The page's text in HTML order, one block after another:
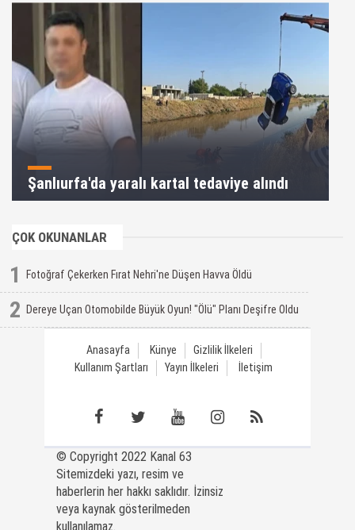
Şanlıurfa'da yaralı kartal tedaviye alındı
ÇOK OKUNANLAR
1 Fotoğraf Çekerken Fırat Nehri'ne Düşen Havva Öldü
2 Dereye Uçan Otomobilde Büyük Oyun! "Ölü" Planı Deşifre Oldu
Anasayfa Künye
Gizlilik İlkeleri
Kullanım Şartları
Yayın İlkeleri İletişim
© Copyright 2022 Kanal 63
Sitemizdeki yazı, resim ve
haberlerin her hakkı saklıdır. İzinsiz
veya kaynak gösterilmeden
kullanılamaz.